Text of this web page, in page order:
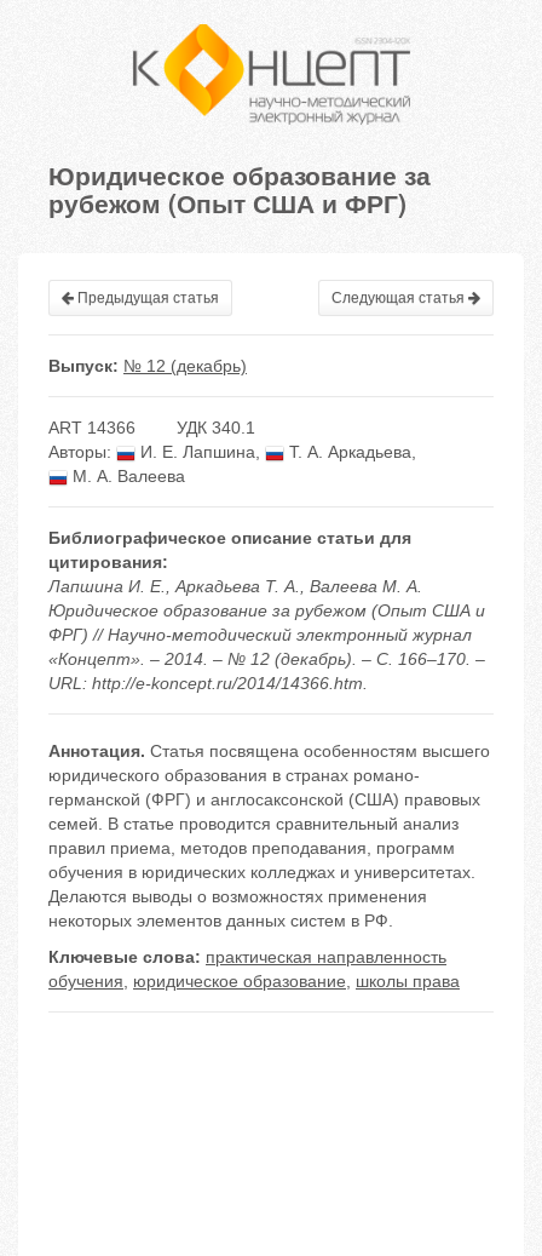
Юридическое образование за
рубежом (Опыт США и ФРГ)
Предыдущая статья Следующая статья
Выпуск: № 12 (декабрь)
ART 14366
УДК 340.1
Авторы:
И. Е. Лапшина, Т. А. Аркадьева,
М. А. Валеева
Библиографическое описание статьи для
цитирования:
Лапшина И. Е., Аркадьева Т. А., Валеева М. А.
Юридическое образование за рубежом (Опыт США и
ФРГ) // Научно-методический электронный журнал
«Концепт». – 2014. – № 12 (декабрь). – С. 166–170. –
URL: http://e-koncept.ru/2014/14366.htm.
Аннотация. Статья посвящена особенностям высшего
юридического образования в странах романо-
германской (ФРГ) и англосаксонской (США) правовых
семей. В статье проводится сравнительный анализ
правил приема, методов преподавания, программ
обучения в юридических колледжах и университетах.
Делаются выводы о возможностях применения
некоторых элементов данных систем в РФ.
Ключевые слова: практическая направленность
обучения, юридическое образование, школы права